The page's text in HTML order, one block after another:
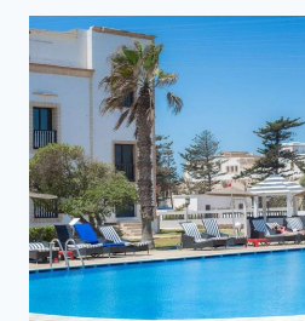
SÉJOUR
FACE
L’OCÉAN